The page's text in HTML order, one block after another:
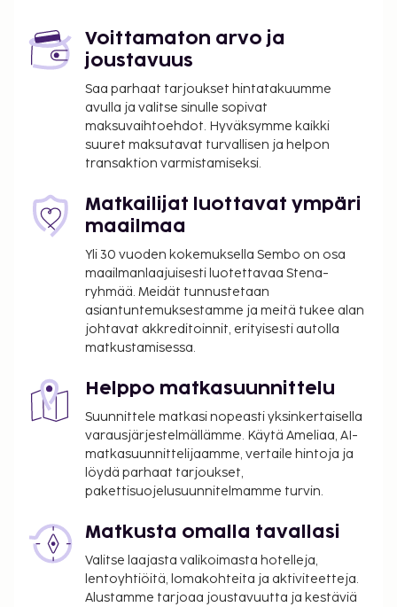
ulkouima-allas ja kiertoajelu-/lippupalvelu.
Tämä majoituspaikka ei salli lemmikkejä ja
avustajaeläimiä.
Voittamaton arvo ja
joustavuus
Saa parhaat tarjoukset hintatakuumme
avulla ja valitse sinulle sopivat
maksuvaihtoehdot. Hyväksymme kaikki
suuret maksutavat turvallisen ja helpon
transaktion varmistamiseksi.
Matkailijat luottavat ympäri
maailmaa
Yli 30 vuoden kokemuksella Sembo on osa
maailmanlaajuisesti luotettavaa Stena-
ryhmää. Meidät tunnustetaan
asiantuntemuksestamme ja meitä tukee alan
johtavat akkreditoinnit, erityisesti autolla
matkustamisessa.
Helppo matkasuunnittelu
Suunnittele matkasi nopeasti yksinkertaisella
varausjärjestelmällämme. Käytä Ameliaa, AI-
matkasuunnittelijaamme, vertaile hintoja ja
löydä parhaat tarjoukset,
pakettisuojelusuunnitelmamme turvin.
Matkusta omalla tavallasi
Valitse laajasta valikoimasta hotelleja,
lentoyhtiöitä, lomakohteita ja aktiviteetteja.
Alustamme tarjoaa joustavuutta ja kestäviä